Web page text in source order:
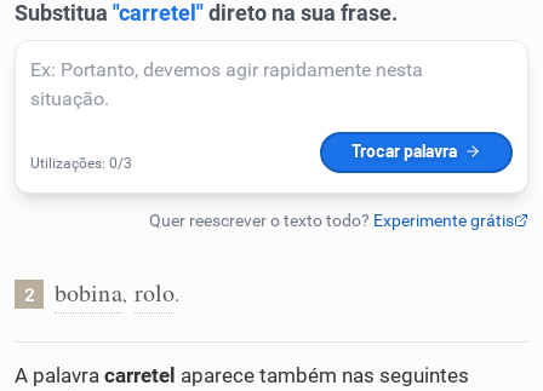
Resumir Texto
Corrigir Texto
Detector de IA
Humanizador de IA
Cata-letras
2 bobina, rolo.
A palavra carretel aparece também nas seguintes